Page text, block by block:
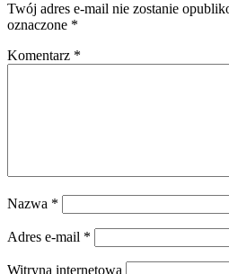
Twój adres e-mail nie zostanie
oznaczone *
Komentarz *
Nazwa *
Adres e-mail *
Witryna internetowa